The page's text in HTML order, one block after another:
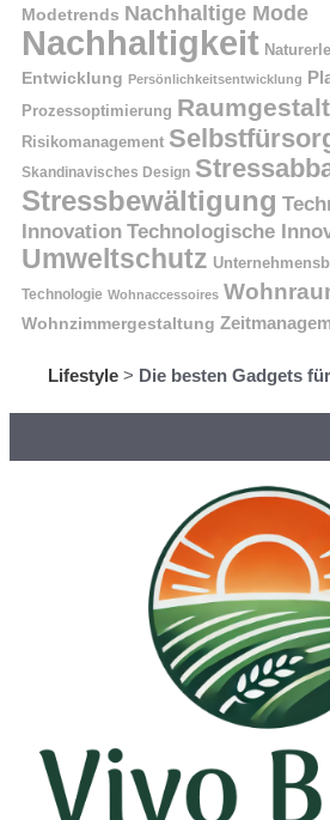
Modetrends Nachhaltige Mode
Nachhaltigkeit
Entwicklung Persönlichkeitsentwicklung
Prozessoptimierung
Risikomanagement
Skandinavisches Design
Stressbewältigung
Innovation Technologische
Umweltschutz
Technologie Wohnaccessoires
Wohnzimmergestaltung
Lifestyle> Die besten Gadgets